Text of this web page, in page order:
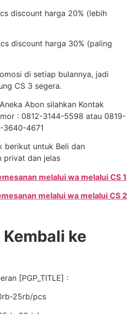
discount harga 20% (lebih
discount harga 30% (paling
di setiap bulannya, jadi
CS 3 segera.
Abon silahkan Kontak
: 0812-3144-5598 atau 0819-
3640-4671
berikut untuk Beli dan
privat dan jelas
melalui wa melalui CS 1
melalui wa melalui CS 2
ke
[PGP_TITLE] :
25rb/pcs